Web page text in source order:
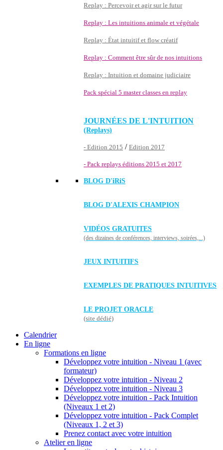
Replay : Percevoir et agir sur le futur
Replay : Les intuitions animale et végétale
Replay : État intuitif et flow créatif
Replay : Comment être sûr de nos intuitions
Replay : Intuition et domaine judiciaire
Pack spécial 5 master classes en replay
JOURNÉES DE L'INTUITION
(Replays)
- Edition 2015 / Edition 2017
- Pack replays éditions 2015 et 2017
BLOG D'iRiS
BLOG D'ALEXIS CHAMPION
VIDÉOS GRATUITES
(des dizaines de conférences, interviews, soirées,...)
JEUX INTUITIFS
EXEMPLES DE PRATIQUES INTUITIVES
LE PROJET ORACLE
(site dédié)
Calendrier
En ligne
Formations en ligne
Développez votre intuition - Niveau 1 (avec
formateur)
Développez votre intuition - Niveau 2
Développez votre intuition - Niveau 3
Développez votre intuition - Pack Intuition
(Niveaux 1 et 2)
Développez votre intuition - Pack Complet
(Niveaux 1, 2 et 3)
Prenez contact avec votre intuition
Atelier en ligne